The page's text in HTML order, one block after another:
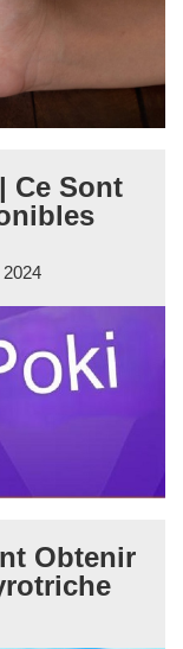
Ce Sont
Obtenir